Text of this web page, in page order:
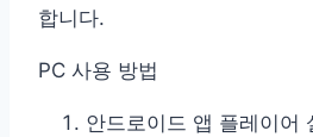
합니다.
PC 사용 방법
안드로이드 앱 플레이어